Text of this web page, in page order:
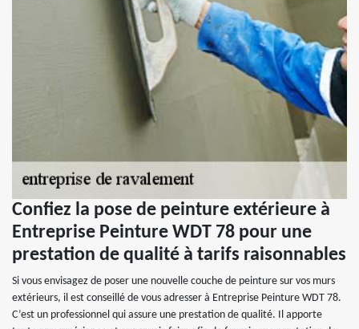
Confiez la pose de peinture extérieure à
Entreprise Peinture WDT 78 pour une
prestation de qualité à tarifs raisonnables
Si vous envisagez de poser une nouvelle couche de peinture sur vos murs
extérieurs, il est conseillé de vous adresser à Entreprise Peinture WDT 78.
C’est un professionnel qui assure une prestation de qualité. Il apporte